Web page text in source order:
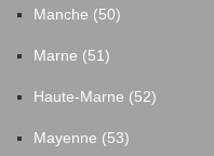
Manche (50)
Marne (51)
Haute-Marne (52)
Mayenne (53)